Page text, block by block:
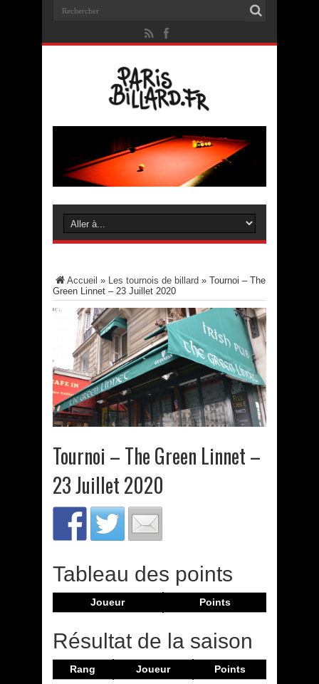
Accueil » Les tournois de billard » Tournoi – The
Green Linnet – 23 Juillet 2020
Tournoi – The Green Linnet –
23 Juillet 2020
Tableau des points
Joueur Points
Résultat de la saison
Rang Joueur Points